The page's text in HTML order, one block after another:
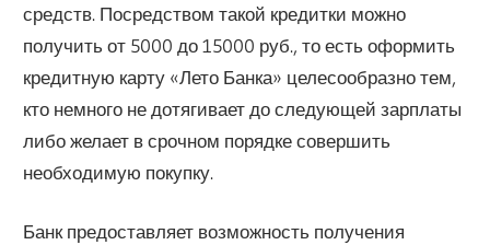
средств. Посредством такой кредитки можно
получить от 5000 до 15000 руб., то есть оформить
кредитную карту «Лето Банка» целесообразно тем,
кто немного не дотягивает до следующей зарплаты
либо желает в срочном порядке совершить
необходимую покупку.
Банк предоставляет возможность получения